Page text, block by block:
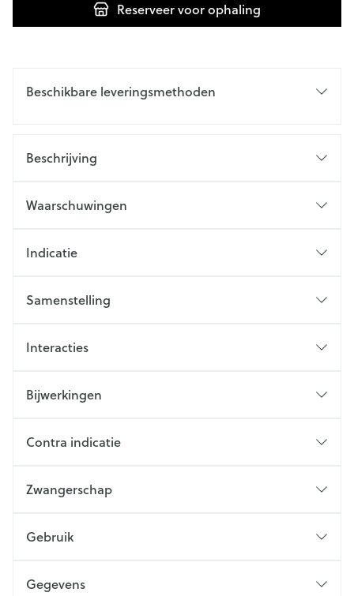
Reserveervoor ophaling
Beschikbare leveringsmethoden
Beschrijving
Waarschuwingen
Indicatie
Samenstelling
Interacties
Bijwerkingen
Contra indicatie
Zwangerschap
Gebruik
Gegevens